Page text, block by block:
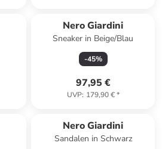
Nero Giardini
Sneaker in Beige/Blau
-45%
97,95 €
UVP: 179,90 €*
Nero Giardini
Sandalen in Schwarz